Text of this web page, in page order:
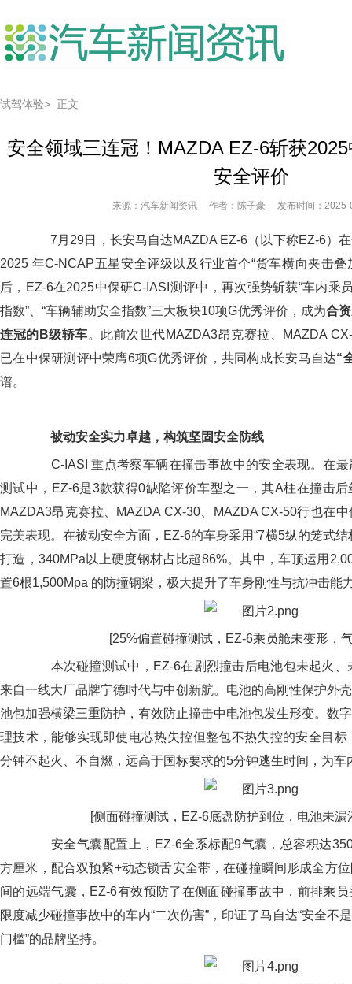
试驾体验> 正文
安全领域三连冠！MAZDA EZ-6斩获
安全评价
来源：汽车新闻资讯 作者：陈子豪 发布时间：2025-
7月29日，长安马自达MAZDA EZ-6（以下称EZ-6）在
2025 年C-NCAP五星安全评级以及行业首个“货车横向夹击叠
后，EZ-6在2025中保研C-IASI测评中，再次强势斩获“车内乘
指数”、“车辆辅助安全指数”三大板块10项G优秀评价，成为合
连冠的 B级轿车。此前次世代MAZDA3昂克赛拉、MAZDA
已在中保研测评中荣膺6项G优秀评价，共同构成长安马自达“
谱。
被动安全实力卓越，构筑坚固安全防线
C-IASI 重点考察车辆在撞击事故中的安全表现。在最
测试中，EZ-6是3款获得0缺陷评价车型之一，其A柱在撞击
MAZDA3昂克赛拉、MAZDA CX-30、MAZDA CX-50行也在
完美表现。在被动安全方面，EZ-6的车身采用“7横5纵的笼式
打造，340MPa以上硬度钢材占比超86%。其中，车顶运用
置6根1,500Mpa 的防撞钢梁，极大提升了车身刚性与抗冲击能
[25%偏置碰撞测试，EZ-6乘员舱未变形，
本次碰撞测试中，EZ-6在剧烈撞击后电池包未起火、
来自一线大厂品牌宁德时代与中创新航。电池的高刚性保护外
池包加强横梁三重防护，有效防止撞击中电池包发生形变。数
理技术，能够实现即使电芯热失控但整包不热失控的安全目
分钟不起火、不自燃，远高于国标要求的5分钟逃生时间，为
[侧面碰撞测试，EZ-6底盘防护到位，电池未漏
安全气囊配置上，EZ-6全系标配9气囊，总容积达
方厘米，配合双预紧+动态锁舌安全带，在碰撞瞬间形成全方
间的远端气囊，EZ-6有效预防了在侧面碰撞事故中，前排乘
限度减少碰撞事故中的车内“二次伤害”，印证了马自达“安全不
门槛”的品牌坚持。